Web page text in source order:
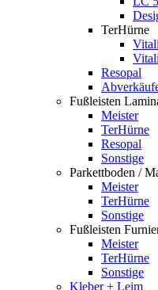
TerHürne
Resopal
Fußleisten
Meister
TerHürne
Resopal
Sonstige
Parkettboden /
Meister
TerHürne
Sonstige
Fußleisten
Meister
TerHürne
Sonstige
Kleber + Leim